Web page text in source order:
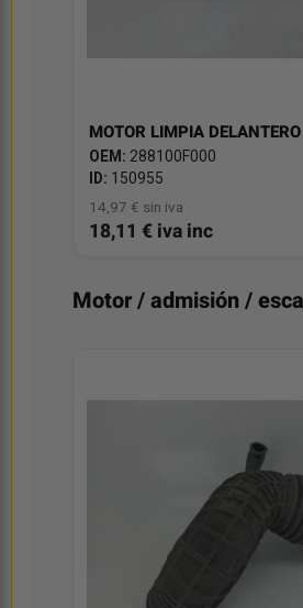
MOTOR LIMPIA
OEM: 288100F000
ID: 150955
14,97 € sin iva
18,11 € iva inc
Motor / admisión /